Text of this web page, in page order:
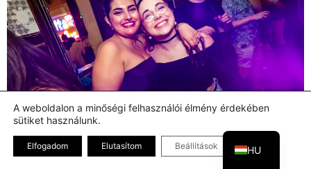
A weboldalon a minőségi felhasználói élmény érdekében
sütiket használunk.
Elfogadom Elutasítom Beállítások Bezárás
HU